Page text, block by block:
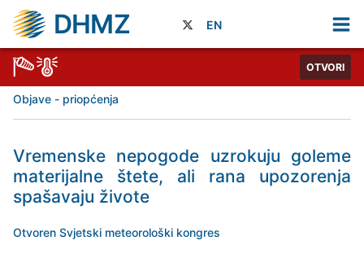
DHMZ EN
OTVORI
Objave - priopćenja
Vremenske nepogode uzrokuju goleme
materijalne štete, ali rana upozorenja
spašavaju živote
Otvoren Svjetski meteorološki kongres